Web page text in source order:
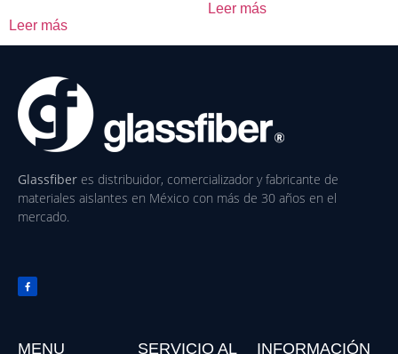
Leer más
Leer más
Glassfiber es distribuidor, comercializador y fabricante de
materiales aislantes en México con más de 30 años en el
mercado.
MENU SERVICIO AL INFORMACIÓN